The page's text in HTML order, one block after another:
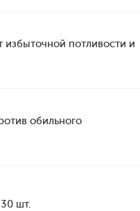
избыточной потливости и
обильного
шт.